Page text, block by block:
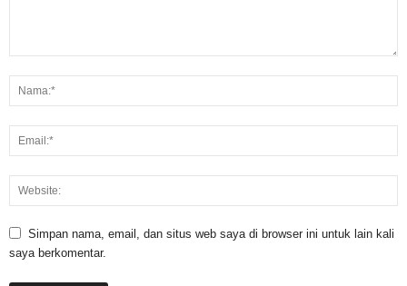
Simpan nama, email, dan situs web saya di browser ini untuk lain kali
saya berkomentar.